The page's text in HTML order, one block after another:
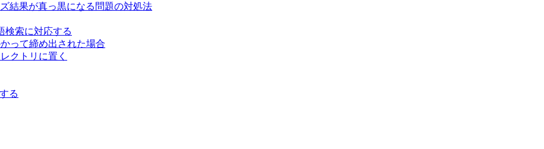
結果が真っ黒になる問題の対処法
検索に対応する
って締め出された場合
クトリに置く
る